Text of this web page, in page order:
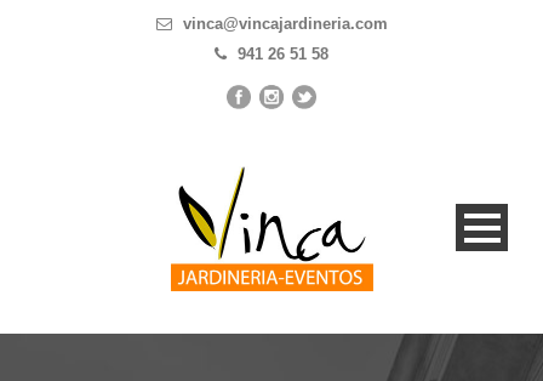
vinca@vincajardineria.com
941 26 51 58